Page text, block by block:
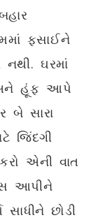
ફસાઈને
ઘરમાં
અને હૂંફ આપે
બે સારા
જિંદગી
એની વાત
આપીને
છોડી